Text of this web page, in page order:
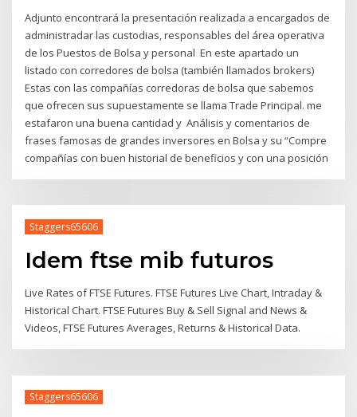
Adjunto encontrará la presentación realizada a encargados de
administradar las custodias, responsables del área operativa
de los Puestos de Bolsa y personal En este apartado un
listado con corredores de bolsa (también llamados brokers)
Estas con las compañías corredoras de bolsa que sabemos
que ofrecen sus supuestamente se llama Trade Principal. me
estafaron una buena cantidad y Análisis y comentarios de
frases famosas de grandes inversores en Bolsa y su “Compre
compañías con buen historial de beneficios y con una posición
Staggers65606
Idem ftse mib futuros
Live Rates of FTSE Futures. FTSE Futures Live Chart, Intraday &
Historical Chart. FTSE Futures Buy & Sell Signal and News &
Videos, FTSE Futures Averages, Returns & Historical Data.
Staggers65606